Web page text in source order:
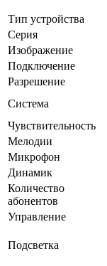
Тип устройства
Серия
Изображение
Подключение
Разрешение
Система
Чувствительность
Мелодии
Микрофон
Динамик
Количество
абонентов
Управление
Подсветка